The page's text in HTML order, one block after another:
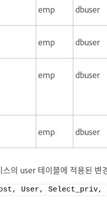
emp dbuser
emp dbuser
emp dbuser
emp dbuser
의 user 테이블에 적용된
Host, User,